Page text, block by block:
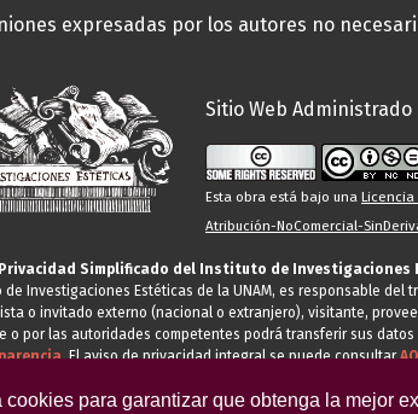
cookies para garantizar que obtenga la mejor
expresadas por los autores no
Sitio Web
Esta obra está bajo una Licencia
Atribución-NoComercial-
Simplificado del Instituto de Investigaciones
de Investigaciones Estéticas de la UNAM, es responsable
o invitado externo (nacional o extranjero), visitante,
o por las autoridades competentes podrá transferir sus
El aviso de privacidad integral se puede consultar